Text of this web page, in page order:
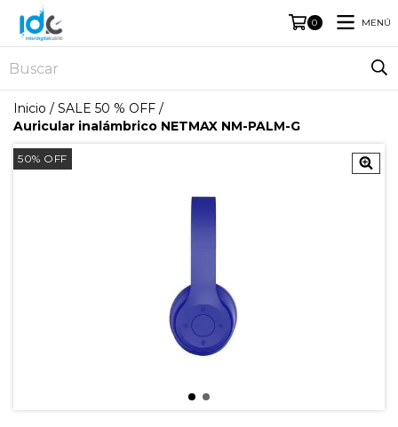
0 MENÚ
Inicio / SALE 50 % OFF /
Auricular inalámbrico NETMAX NM-PALM-G
50% OFF